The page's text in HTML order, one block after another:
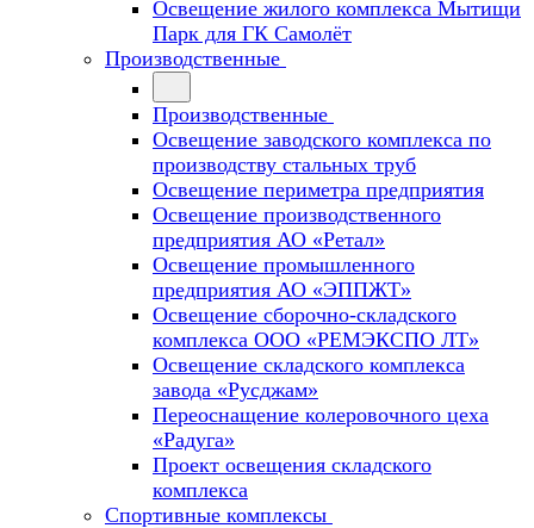
Освещение жилого комплекса Мытищи
Парк для ГК Самолёт
Производственные
Производственные
Освещение заводского комплекса по
производству стальных труб
Освещение периметра предприятия
Освещение производственного
предприятия АО «Ретал»
Освещение промышленного
предприятия АО «ЭППЖТ»
Освещение сборочно-складского
комплекса ООО «РЕМЭКСПО ЛТ»
Освещение складского комплекса
завода «Русджам»
Переоснащение колеровочного цеха
«Радуга»
Проект освещения складского
комплекса
Спортивные комплексы